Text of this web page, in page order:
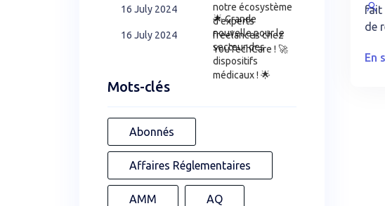
notre écosystème
d’experts
freelances chez
YouTechCare ! 🚀
16 July 2024
🌟 Grande
nouvelle pour le
secteur des
dispositifs
médicaux ! 🌟
16 July 2024
Mots-clés
Abonnés
Affaires Réglementaires
AMM AQ
fait
de
En